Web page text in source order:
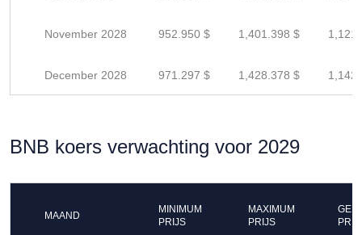
November 2028 952.950 $ 1,401.398 $
December 2028 971.297 $ 1,428.378 $
BNB koers verwachting voor 2029
MAAND
MINIMUM
PRIJS
MAXIMUM
PRIJS